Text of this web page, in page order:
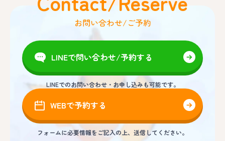
お問い合わせ/ご予約
LINEで問い合わせ/予約する
LINEでのお問い合わせ・お申し込みも可能です。
WEBで予約する
フォームに必要情報をご記入の上、送信してください。